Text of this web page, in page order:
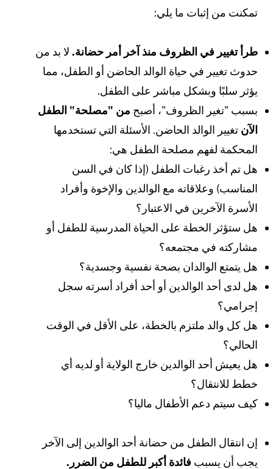
تمكنت من إثبات ما يلي:
طرأ تغيير في الظروف منذ آخر أمر حضانة.لا بد من
حدوث تغيير في حياة الوالد الحاضن أو الطفل، مما
يؤثر سلبًا وبشكل مباشر على الطفل.
بسبب "تغير الظروف"، أصبحمن "مصلحة" الطفل
تغيير الوالد الحاضن. الأسئلة التي تستخدمها
المحكمة لفهم مصلحة الطفل هي:
هل تم أخذ رغبات الطفل (إذا كان في السن
المناسب) وعلاقاته مع الوالدين والإخوة وأفراد
الأسرة الآخرين في الاعتبار؟
هل ستؤثر الخطة على الحياة المدرسية للطفل أو
مشاركته في مجتمعه؟
هل يتمتع الوالدان بصحة نفسية وجسدية؟
هل لدى أحد الوالدين أو أحد أفراد أسرته سجل
إجرامي؟
هل كل والد ملتزم بالخطة، على الأقل في الوقت
الحالي؟
هل يعيش أحد الوالدين خارج الولاية أو لديه أي
خطط للانتقال؟
كيف سيتم دعم الأطفال ماليا؟
إن انتقال الطفل من حضانة أحد الوالدين إلى الآخر
يجب أن يسببفائدة أكبر للطفل من الضرر.